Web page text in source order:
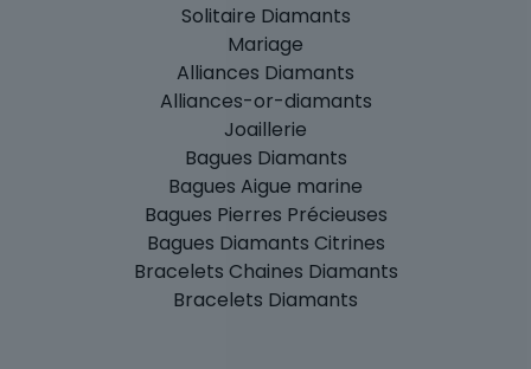
Solitaire Diamants
Mariage
Alliances Diamants
Alliances-or-diamants
Joaillerie
Bagues Diamants
Bagues Aigue marine
Bagues Pierres Précieuses
Bagues Diamants Citrines
Bracelets Chaines Diamants
Bracelets Diamants